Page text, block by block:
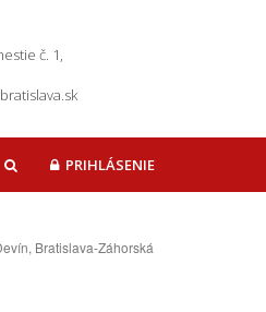
č. 1,
HĽADAŤPRIHLÁSENIE
Bratislava-Záhorská